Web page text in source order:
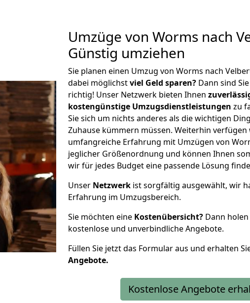
Umzüge von Worms nach
Günstig umziehen
Sie planen einen Umzug von Worms nach
dabei möglichstviel Geld sparen? Dann sind
richtig! Unser Netzwerk bieten Ihnen
kostengünstige Umzugsdienstleistungen zu
Sie sich um nichts anderes als die wichtigen
Zuhause kümmern müssen. Weiterhin
umfangreiche Erfahrung mit Umzügen von
jeglicher Größenordnung und können Ihnen
wir für jedes Budget eine passende Lösung
Unser Netzwerk ist sorgfältig ausgewählt, wir
Erfahrung im Umzugsbereich.
Sie möchten eine Kostenübersicht? Dann
kostenlose und unverbindliche Angebote.
Füllen Sie jetzt das Formular aus und erhalten
Angebote.
Kostenlose Angebote